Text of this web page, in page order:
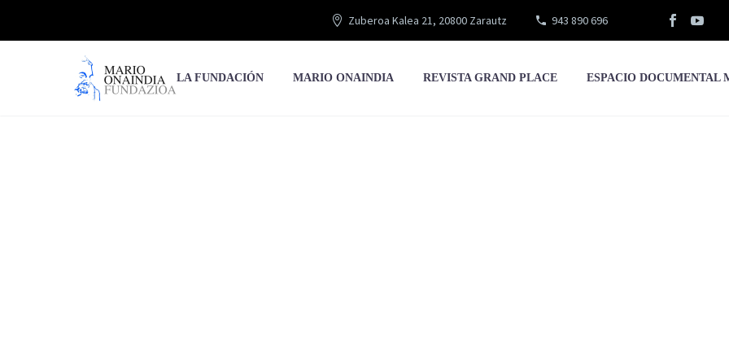
Zuberoa Kalea 21, 20800 Zarautz 943 890 696
LA FUNDACIÓN MARIO ONAINDIA REVISTA GRAND PLACE ESPACIO DOCUMENTAL